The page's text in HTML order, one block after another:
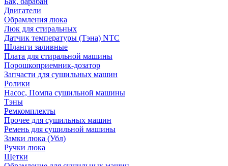
Двигатели
Обрамления люка
Люк для стиральных
Датчик температуры (Тэна) NTC
Шланги заливные
Плата для стиральной машины
Порошкоприемник-дозатор
Запчасти для сушильных машин
Ролики
Насос, Помпа сушильной машины
Тэны
Ремкомплекты
Прочее для сушильных машин
Ремень для сушильной машины
Замки люка (Убл)
Ручки люка
Щетки